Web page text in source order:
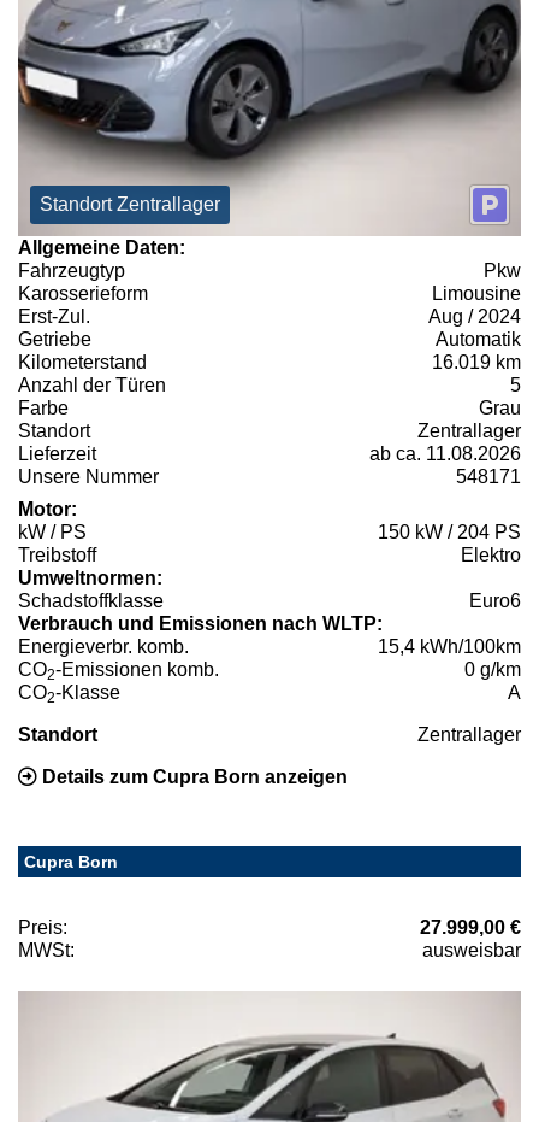
Standort Zentrallager
Allgemeine Daten:
Fahrzeugtyp
Pkw
Karosserieform
Limousine
Erst-Zul.
Aug / 2024
Getriebe
Automatik
Kilometerstand
16.019 km
Anzahl der Türen
5
Farbe
Grau
Standort
Zentrallager
Lieferzeit
ab ca. 11.08.2026
Unsere Nummer
548171
Motor:
kW / PS
150 kW / 204 PS
Treibstoff
Elektro
Umweltnormen:
Schadstoffklasse
Euro6
Verbrauch und Emissionen nach WLTP:
Energieverbr. komb.
15,4 kWh/100km
CO2-Emissionen komb.
0 g/km
CO2-Klasse A
Standort Zentrallager
Details zum Cupra Born anzeigen
Cupra Born
Preis:
27.999,00 €
MWSt:
ausweisbar